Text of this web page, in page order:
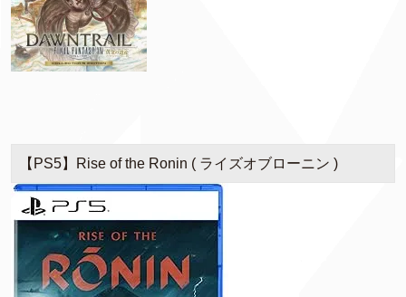
【PS5】Rise of the Ronin ( ライズオブローニン )